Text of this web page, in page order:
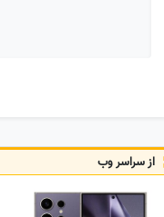
از سراسر وب